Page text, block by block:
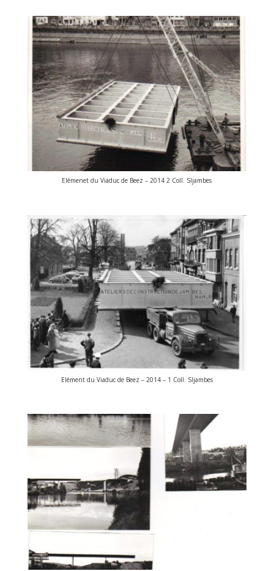
Elémenet du Viaduc de Beez – 2014 2 Coll. SIjambes
Elément du Viaduc de Beez – 2014 – 1 Coll. SIjambes